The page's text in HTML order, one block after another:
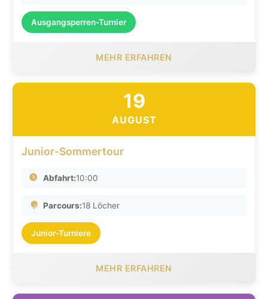
Ausgangsperren-Turnier
MEHR ERFAHREN
19
AUGUST
Junior-Sommertour
Abfahrt:10:00
Parcours:18 Löcher
Junior-Turniere
MEHR ERFAHREN